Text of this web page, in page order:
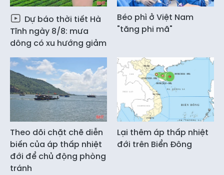
Dự báo thời tiết Hà
Tĩnh ngày 8/8: mưa
dông có xu hướng giảm
Béo phì ở Việt Nam
"tăng phi mã"
Theo dõi chặt chẽ diễn
biến của áp thấp nhiệt
đới để chủ động phòng
tránh
Lại thêm áp thấp nhiệt
đới trên Biển Đông